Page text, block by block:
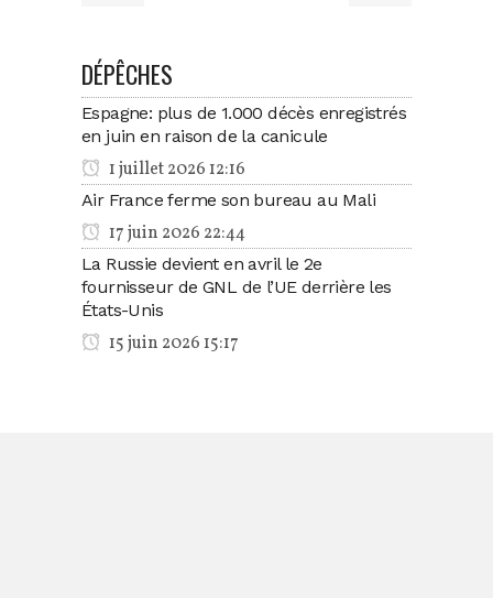
DÉPÊCHES
Espagne: plus de 1.000 décès enregistrés
en juin en raison de la canicule
1 juillet 2026 12:16
Air France ferme son bureau au Mali
17 juin 2026 22:44
La Russie devient en avril le 2e
fournisseur de GNL de l’UE derrière les
États-Unis
15 juin 2026 15:17